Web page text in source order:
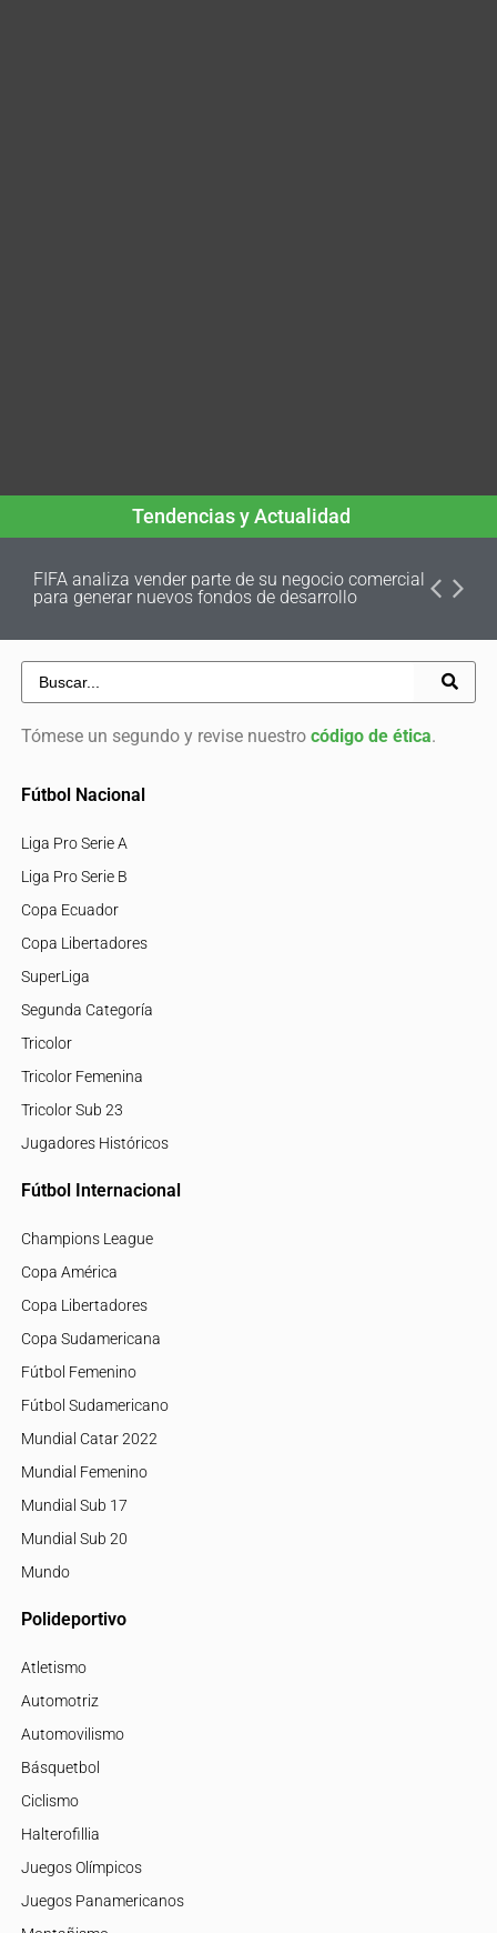
Tendencias y Actualidad
FIFA analiza vender parte de su negocio comercial
para generar nuevos fondos de desarrollo
Tómese un segundo y revise nuestro código de ética.
Fútbol Nacional
Liga Pro Serie A
Liga Pro Serie B
Copa Ecuador
Copa Libertadores
SuperLiga
Segunda Categoría
Tricolor
Tricolor Femenina
Tricolor Sub 23
Jugadores Históricos
Fútbol Internacional
Champions League
Copa América
Copa Libertadores
Copa Sudamericana
Fútbol Femenino
Fútbol Sudamericano
Mundial Catar 2022
Mundial Femenino
Mundial Sub 17
Mundial Sub 20
Mundo
Polideportivo
Atletismo
Automotriz
Automovilismo
Básquetbol
Ciclismo
Halterofillia
Juegos Olímpicos
Juegos Panamericanos